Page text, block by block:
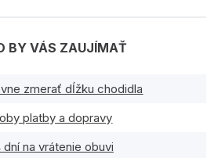
BY VÁS ZAUJÍMAŤ
zmerať dĺžku chodidla
platby a dopravy
dní na vrátenie obuvi